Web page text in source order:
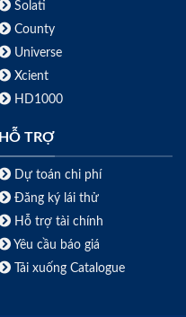
Solati
County
Universe
Xcient
HD1000
HỖ TRỢ
Dự toán chi phí
Đăng ký lái thử
Hỗ trợ tài chính
Yêu cầu báo giá
Tải xuống Catalogue